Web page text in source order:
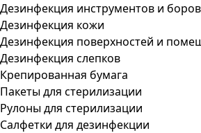
Дезинфекция инструментов и боров
Дезинфекция кожи
Дезинфекция поверхностей и
Дезинфекция слепков
Крепированная бумага
Пакеты для стерилизации
Рулоны для стерилизации
Салфетки для дезинфекции